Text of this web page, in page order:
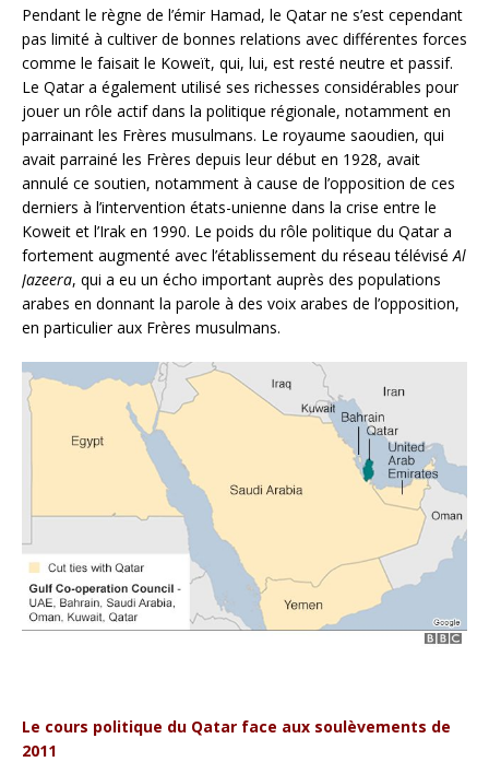
Pendant le règne de l’émir Hamad, le Qatar ne s’est cependant
pas limité à cultiver de bonnes relations avec différentes forces
comme le faisait le Koweït, qui, lui, est resté neutre et passif.
Le Qatar a également utilisé ses richesses considérables pour
jouer un rôle actif dans la politique régionale, notamment en
parrainant les Frères musulmans. Le royaume saoudien, qui
avait parrainé les Frères depuis leur début en 1928, avait
annulé ce soutien, notamment à cause de l’opposition de ces
derniers à l’intervention états-unienne dans la crise entre le
Koweit et l’Irak en 1990. Le poids du rôle politique du Qatar a
fortement augmenté avec l’établissement du réseau télévisé Al
Jazeera, qui a eu un écho important auprès des populations
arabes en donnant la parole à des voix arabes de l’opposition,
en particulier aux Frères musulmans.
Le cours politique du Qatar face aux soulèvements de
2011